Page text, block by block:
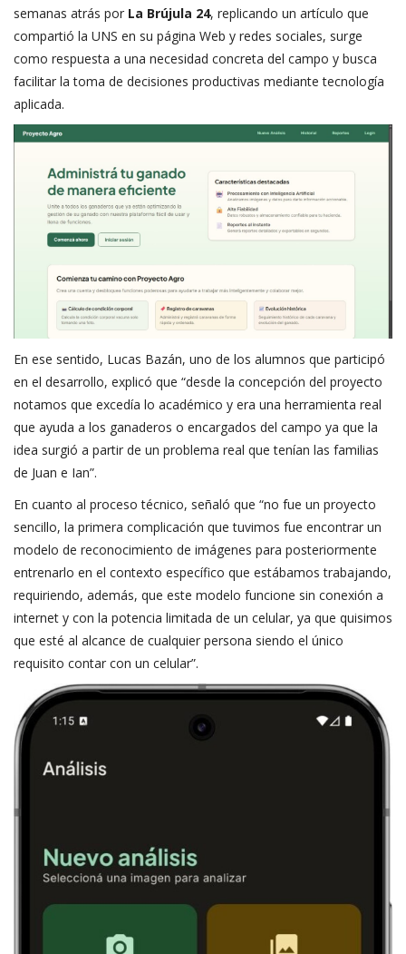
semanas atrás por La Brújula 24, replicando un artículo que
compartió la UNS en su página Web y redes sociales, surge
como respuesta a una necesidad concreta del campo y busca
facilitar la toma de decisiones productivas mediante tecnología
aplicada.
En ese sentido, Lucas Bazán, uno de los alumnos que participó
en el desarrollo, explicó que “desde la concepción del proyecto
notamos que excedía lo académico y era una herramienta real
que ayuda a los ganaderos o encargados del campo ya que la
idea surgió a partir de un problema real que tenían las familias
de Juan e Ian”.
En cuanto al proceso técnico, señaló que “no fue un proyecto
sencillo, la primera complicación que tuvimos fue encontrar un
modelo de reconocimiento de imágenes para posteriormente
entrenarlo en el contexto específico que estábamos trabajando,
requiriendo, además, que este modelo funcione sin conexión a
internet y con la potencia limitada de un celular, ya que quisimos
que esté al alcance de cualquier persona siendo el único
requisito contar con un celular”.